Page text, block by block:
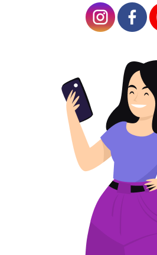
Hiệu quả sử dụng mã QR
Cách sử dụng mã tương
Theo dõi bưu phẩm
Thu thập phản hồi
Xây dựng cơ sở dữ liệu
Hỗ trợ kịp thời